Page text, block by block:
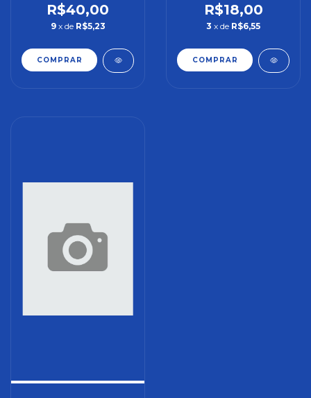
R$40,00
9 x de R$5,23
R$18,00
3 x de R$6,55